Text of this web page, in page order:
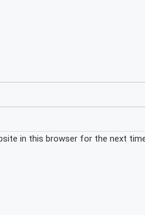
in this browser for the next